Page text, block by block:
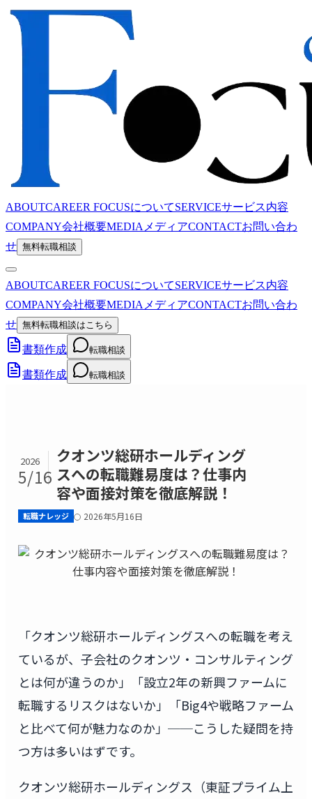
ABOUTCAREER FOCUSについてSERVICEサービス内容
COMPANY会社概要MEDIA メディアCONTACTお問い合わ
せ 無料転職相談
ABOUTCAREER FOCUSについてSERVICEサービス内容
COMPANY会社概要MEDIA メディアCONTACTお問い合わ
せ 無料転職相談はこちら
書類作成 転職相談
書類作成 転職相談
2026
5/16
クオンツ総研ホールディング
スへの転職難易度は？仕事内
容や面接対策を徹底解説！
転職ナレッジ 2026年5月16日
「クオンツ総研ホールディングスへの転職を考え
ているが、子会社のクオンツ・コンサルティング
とは何が違うのか」「設立2年の新興ファームに
転職するリスクはないか」「Big4や戦略ファーム
と比べて何が魅力なのか」──こうした疑問を持
つ方は多いはずです。
クオンツ総研ホールディングス（東証プライム上